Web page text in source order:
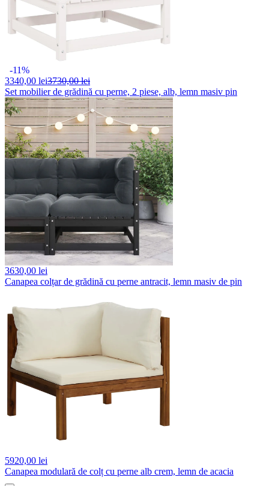
-11%
3340,00 lei3730,00 lei
Set mobilier de grădină cu perne, 2 piese, alb, lemn masiv pin
3630,00 lei
Canapea colțar de grădină cu perne antracit, lemn masiv de pin
5920,00 lei
Canapea modulară de colț cu perne alb crem, lemn de acacia